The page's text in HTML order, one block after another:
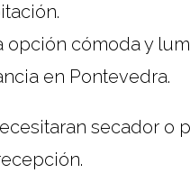
opción cómoda y
en Pontevedra.
secador o